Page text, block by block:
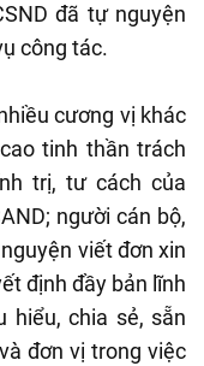
đã tự nguyện
công tác.
cương vị khác
tinh thần trách
trị, tư cách của
người cán bộ,
viết đơn xin
định đầy bản lĩnh
hiểu, chia sẻ, sẵn
đơn vị trong việc